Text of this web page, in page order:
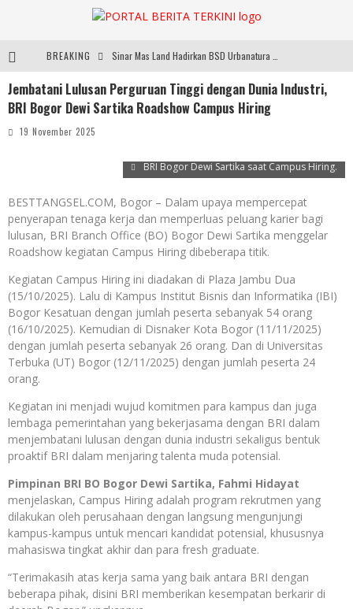
BREAKING
Digelar di JIExpo Kemayoran, IndoBeauty Expo 2026 Hadirkan 65 Tenant Kecantikan di 8 Negara
Jembatani Lulusan Perguruan Tinggi dengan Dunia Industri,
BRI Bogor Dewi Sartika Roadshow Campus Hiring
19 November 2025
BRI Bogor Dewi Sartika saat Campus Hiring.
BESTTANGSEL.COM, Bogor – Dalam upaya mempercepat
penyerapan tenaga kerja dan memperluas peluang karier bagi
lulusan, BRI Branch Office (BO) Bogor Dewi Sartika menggelar
Roadshow kegiatan Campus Hiring dibeberapa titik.
Kegiatan Campus Hiring ini diadakan di Plaza Jambu Dua
(15/10/2025). Lalu di Kampus Institut Bisnis dan Informatika (IBI)
Bogor Kesatuan dengan jumlah peserta sebanyak 54 orang
(16/10/2025). Kemudian di Disnaker Kota Bogor (11/11/2025)
dengan jumlah peserta sebanyak 26 orang. Dan di Universitas
Terbuka (UT) Bogor (12/11/2025) dengan jumlah peserta 24
orang.
Kegiatan ini menjadi wujud komitmen para kampus dan juga
lembaga pemerintahan yang bekerjasama dengan BRI dalam
menjembatani lulusan dengan dunia industri sekaligus bentuk
proaktif BRI dalam menjaring talenta muda potensial.
Pimpinan BRI BO Bogor Dewi Sartika, Fahmi Hidayat
menjelaskan, Campus Hiring adalah program rekrutmen yang
dilakukan oleh perusahaan dengan langsung mengunjungi
kampus-kampus untuk mencari kandidat potensial, khususnya
mahasiswa tingkat akhir dan para fresh graduate.
“Terimakasih atas kerja sama yang baik antara BRI dengan
beberapa pihak, disini BRI memberikan kesempatan berkarir di